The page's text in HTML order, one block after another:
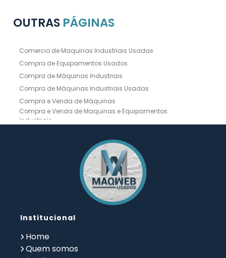
OUTRAS PÁGINAS
Comercio de Maquinas Industriais Usadas
Compra de Equipamentos Usados
Compra de Máquinas Industriais
Compra de Máquinas Industriais Usadas
Compra e Venda de Máquinas
Compra e Venda de Maquinas e Equipamentos
Industriais
Compra e Venda de Máquinas Operatrizes
Dobradeira CNC Usada
Dobradeira de Chapa Hidráulica Usada
Dobradeira de Chapas
Dobradeira Hidráulica
Dobradeira Hidráulica Usada
Dobradeira Industrial
Empresa de Compra de Máquinas Industriais
Empresa de Maquinas e Equipamentos
Empresa de Venda de Máquinas Industriais
Institucional
Home
Quem somos